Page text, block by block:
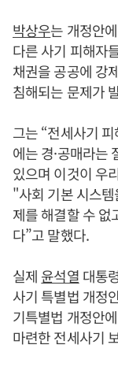
박상우는 개정안
다른 사기 피해자
채권을 공공에 강
침해되는 문제가
그는 “전세사기
에는 경·공매라는
있으며 이것이 우
"사회 기본 시스
제를 해결할 수 없
다”고 말했다.
실제 윤석열 대통
사기 특별법 개정
기특별법 개정안
마련한 전세사기